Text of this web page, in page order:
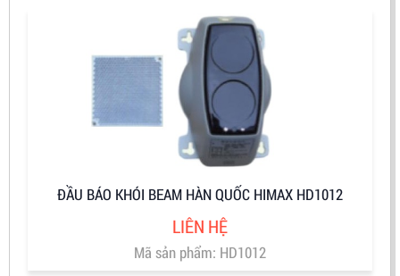
ĐẦU BÁO KHÓI BEAM HÀN QUỐC HIMAX HD1012
LIÊN HỆ
Mã sản phẩm: HD1012